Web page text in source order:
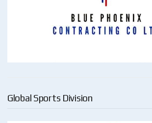
Global Sports Division